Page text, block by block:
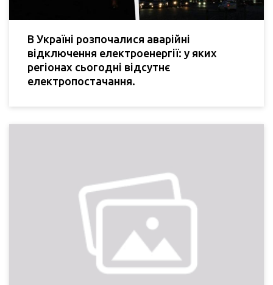
В Україні розпочалися аварійні
відключення електроенергії: у яких
регіонах сьогодні відсутнє
електропостачання.